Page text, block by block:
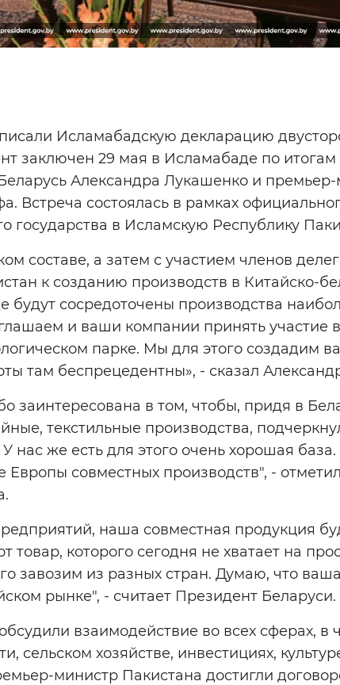
Исламабадскую декларацию
заключен 29 мая в Исламабаде по
Александра Лукашенко и
Встреча состоялась в рамках
государства в Исламскую Республику
составе, а затем с участием членов
к созданию производств в Китайско-
будут сосредоточены производства
и ваши компании принять участие
парке. Мы для этого создадим
там беспрецедентны», - сказал
заинтересована в том, чтобы, придя в
текстильные производства,
нас же есть для этого очень хорошая
совместных производств", -
наша совместная продукция
товар, которого сегодня не хватает на
завозим из разных стран. Думаю, что
рынке", - считает Президент Беларуси.
взаимодействие во всех сферах, в
сельском хозяйстве, инвестициях,
министр Пакистана достигли